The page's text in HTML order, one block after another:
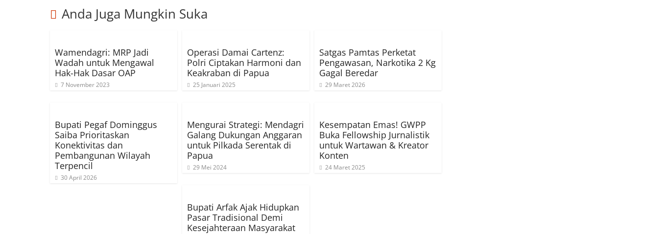
Anda Juga Mungkin Suka
Wamendagri: MRP Jadi
Wadah untuk Mengawal
Hak-Hak Dasar OAP
7 November 2023
Operasi Damai Cartenz:
Polri Ciptakan Harmoni dan
Keakraban di Papua
25 Januari 2025
Satgas Pamtas Perketat
Pengawasan, Narkotika 2 Kg
Gagal Beredar
29 Maret 2026
Bupati Pegaf Dominggus
Saiba Prioritaskan
Konektivitas dan
Pembangunan Wilayah
Terpencil
30 April 2026
Mengurai Strategi: Mendagri
Galang Dukungan Anggaran
untuk Pilkada Serentak di
Papua
29 Mei 2024
Kesempatan Emas! GWPP
Buka Fellowship Jurnalistik
untuk Wartawan & Kreator
Konten
24 Maret 2025
Bupati Arfak Ajak Hidupkan
Pasar Tradisional Demi
Kesejahteraan Masyarakat